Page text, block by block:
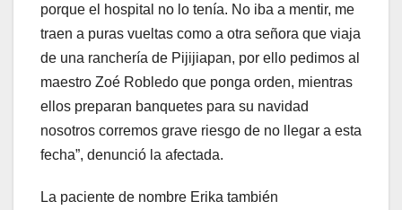
porque el hospital no lo tenía. No iba a mentir, me
traen a puras vueltas como a otra señora que viaja
de una ranchería de Pijijiapan, por ello pedimos al
maestro Zoé Robledo que ponga orden, mientras
ellos preparan banquetes para su navidad
nosotros corremos grave riesgo de no llegar a esta
fecha”, denunció la afectada.
La paciente de nombre Erika también